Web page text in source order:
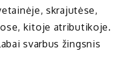
skrajutėse,
kitoje atributikoje.
svarbus žingsnis